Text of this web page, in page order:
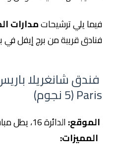
فيما يلي ترشيحاتمدارات
فنادق قريبة من برج إيفل في
Paris (5 نجوم)
الموقع:الدائرة 16، يطل مباشرة على برج إيفل
المميزات: